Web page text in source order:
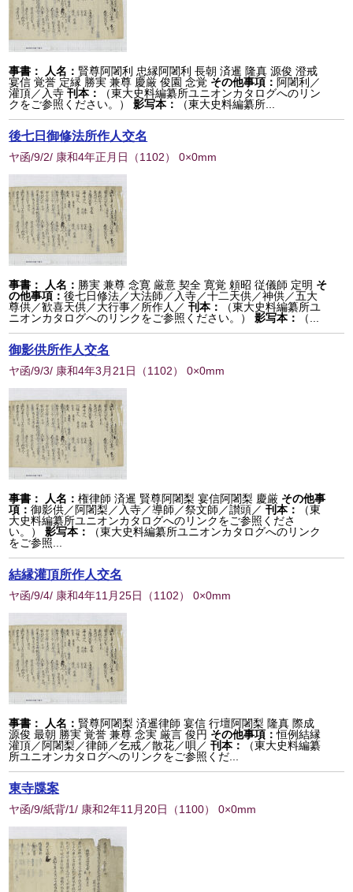
事書： 人名： 賢尊阿闍利 忠縁阿闍利 長朝 済暹 隆真 源俊 澄戒
宴信 覚誉 定縁 勝実 兼尊 慶厳 俊園 念覚 その他事項： 阿闍利／
灌頂／入寺刊本：
（東大史料編纂所ユニオンカタログへのリン
クをご参照ください。）
影写本： （東大史料編纂所...
後七日御修法所作人交名
ヤ函/9/2/ 康和4年正月日 （1102） 0×0mm
事書： 人名： 勝実 兼尊 念寛 厳意 契全 寛覚 頼昭 従儀師 定明 そ
の他事項：後七日修法／大法師／入寺／十二天供／神供／五大
尊供／歓喜天供／大行事／所作人／刊本：
（東大史料編纂所ユ
ニオンカタログへのリンクをご参照ください。）
影写本： （...
御影供所作人交名
ヤ函/9/3/ 康和4年3月21日 （1102） 0×0mm
事書： 人名：権律師 済暹 賢尊阿闍梨 宴信阿闍梨 慶厳 その他事
項：御影供／阿闍梨／入寺／導師／祭文師／讃頭／刊本：
（東
大史料編纂所ユニオンカタログへのリンクをご参照くださ
い。）
影写本：
（東大史料編纂所ユニオンカタログへのリンク
をご参照...
結縁灌頂所作人交名
ヤ函/9/4/ 康和4年11月25日 （1102） 0×0mm
事書： 人名： 賢尊阿闍梨 済暹律師 宴信 行壇阿闍梨 隆真 際成
源俊 最朝 勝実 覚誉 兼尊 念実 厳言 俊円 その他事項：恒例結縁
灌頂／阿闍梨／律師／乞戒／散花／唄／刊本：
（東大史料編纂
所ユニオンカタログへのリンクをご参照くだ...
東寺牒案
ヤ函/9/紙背/1/ 康和2年11月20日 （1100） 0×0mm